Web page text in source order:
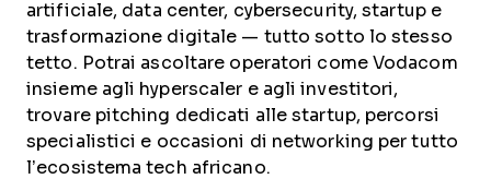
artificiale, data center, cybersecurity, startup e
trasformazione digitale — tutto sotto lo stesso
tetto. Potrai ascoltare operatori come Vodacom
insieme agli hyperscaler e agli investitori,
trovare pitching dedicati alle startup, percorsi
specialistici e occasioni di networking per tutto
l’ecosistema tech africano.